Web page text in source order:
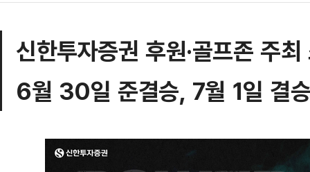
신한투자증권 후원·골프존 주
6월 30일 준결승, 7월 1일 결